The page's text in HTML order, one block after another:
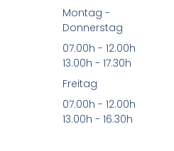
Montag -
Donnerstag
07.00h - 12.00h
13.00h - 17.30h
Freitag
07.00h - 12.00h
13.00h - 16.30h